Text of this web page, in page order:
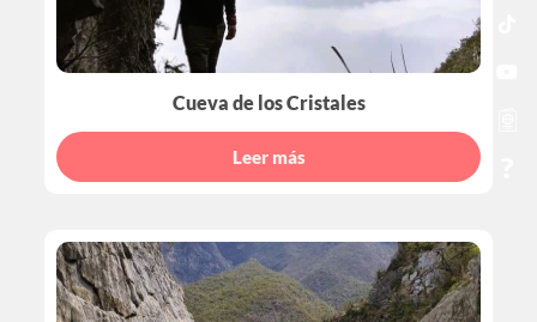
Cueva de los Cristales
Leer más